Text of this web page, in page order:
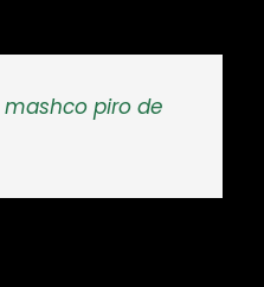
piro de